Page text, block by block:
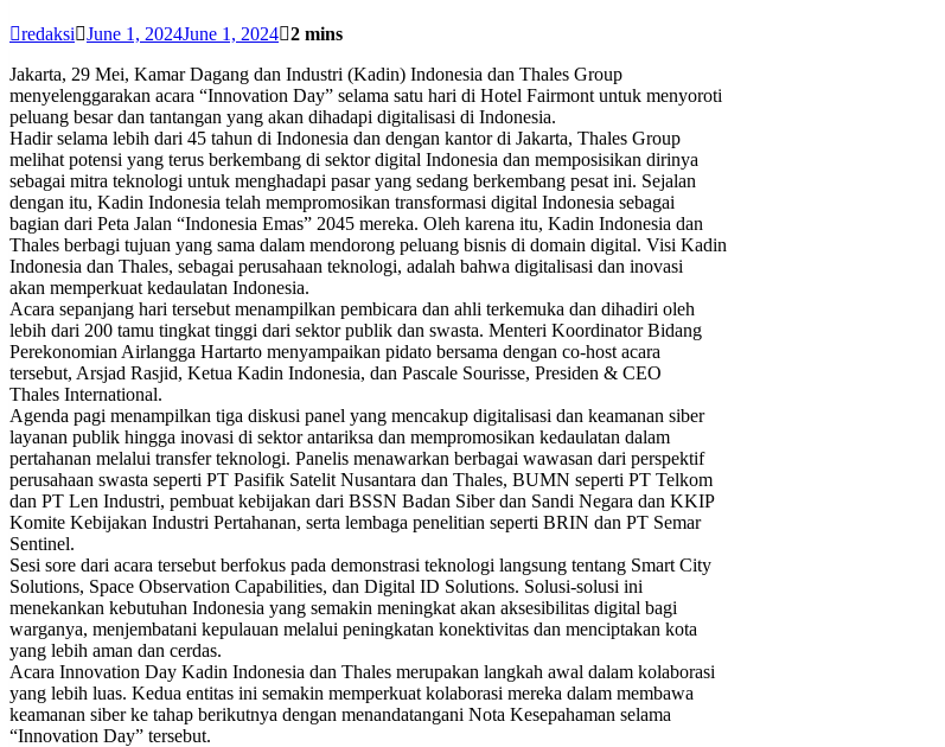
redaksi June 1, 2024June 1, 2024 2 mins
Jakarta, 29 Mei, Kamar Dagang dan Industri (Kadin) Indonesia dan Thales Group
menyelenggarakan acara “Innovation Day” selama satu hari di Hotel Fairmont untuk menyoroti
peluang besar dan tantangan yang akan dihadapi digitalisasi di Indonesia.
Hadir selama lebih dari 45 tahun di Indonesia dan dengan kantor di Jakarta, Thales Group
melihat potensi yang terus berkembang di sektor digital Indonesia dan memposisikan dirinya
sebagai mitra teknologi untuk menghadapi pasar yang sedang berkembang pesat ini. Sejalan
dengan itu, Kadin Indonesia telah mempromosikan transformasi digital Indonesia sebagai
bagian dari Peta Jalan “Indonesia Emas” 2045 mereka. Oleh karena itu, Kadin Indonesia dan
Thales berbagi tujuan yang sama dalam mendorong peluang bisnis di domain digital. Visi Kadin
Indonesia dan Thales, sebagai perusahaan teknologi, adalah bahwa digitalisasi dan inovasi
akan memperkuat kedaulatan Indonesia.
Acara sepanjang hari tersebut menampilkan pembicara dan ahli terkemuka dan dihadiri oleh
lebih dari 200 tamu tingkat tinggi dari sektor publik dan swasta. Menteri Koordinator Bidang
Perekonomian Airlangga Hartarto menyampaikan pidato bersama dengan co-host acara
tersebut, Arsjad Rasjid, Ketua Kadin Indonesia, dan Pascale Sourisse, Presiden & CEO
Thales International.
Agenda pagi menampilkan tiga diskusi panel yang mencakup digitalisasi dan keamanan siber
layanan publik hingga inovasi di sektor antariksa dan mempromosikan kedaulatan dalam
pertahanan melalui transfer teknologi. Panelis menawarkan berbagai wawasan dari perspektif
perusahaan swasta seperti PT Pasifik Satelit Nusantara dan Thales, BUMN seperti PT Telkom
dan PT Len Industri, pembuat kebijakan dari BSSN Badan Siber dan Sandi Negara dan KKIP
Komite Kebijakan Industri Pertahanan, serta lembaga penelitian seperti BRIN dan PT Semar
Sentinel.
Sesi sore dari acara tersebut berfokus pada demonstrasi teknologi langsung tentang Smart City
Solutions, Space Observation Capabilities, dan Digital ID Solutions. Solusi-solusi ini
menekankan kebutuhan Indonesia yang semakin meningkat akan aksesibilitas digital bagi
warganya, menjembatani kepulauan melalui peningkatan konektivitas dan menciptakan kota
yang lebih aman dan cerdas.
Acara Innovation Day Kadin Indonesia dan Thales merupakan langkah awal dalam kolaborasi
yang lebih luas. Kedua entitas ini semakin memperkuat kolaborasi mereka dalam membawa
keamanan siber ke tahap berikutnya dengan menandatangani Nota Kesepahaman selama
“Innovation Day” tersebut.